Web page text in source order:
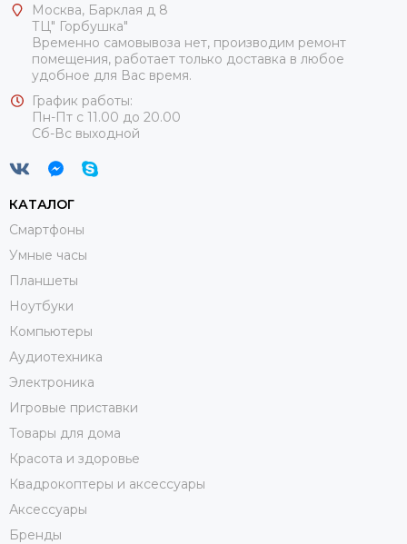
Москва, Барклая д 8
ТЦ" Горбушка"
Временно самовывоза нет, производим ремонт
помещения, работает только доставка в любое
удобное для Вас время.
График работы:
Пн-Пт с 11.00 до 20.00
Сб-Вс выходной
КАТАЛОГ
Смартфоны
Умные часы
Планшеты
Ноутбуки
Компьютеры
Аудиотехника
Электроника
Игровые приставки
Товары для дома
Красота и здоровье
Квадрокоптеры и аксессуары
Аксессуары
Бренды